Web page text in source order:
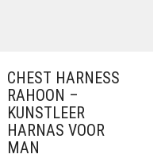
CHEST HARNESS
RAHOON –
KUNSTLEER
HARNAS VOOR
MAN